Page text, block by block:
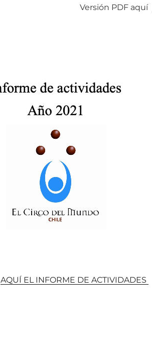
Versión PDF aquí
AQUÍ EL INFORME DE ACTIVIDADES